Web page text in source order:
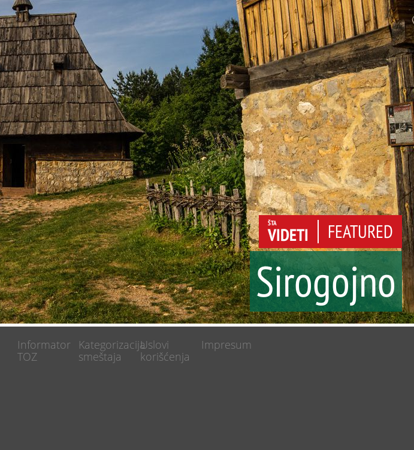
ŠTA
VIDETI FEATURED
Sirogojno
Informator
TOZ
Kategorizacija
smeštaja
Uslovi
korišćenja
Impresum